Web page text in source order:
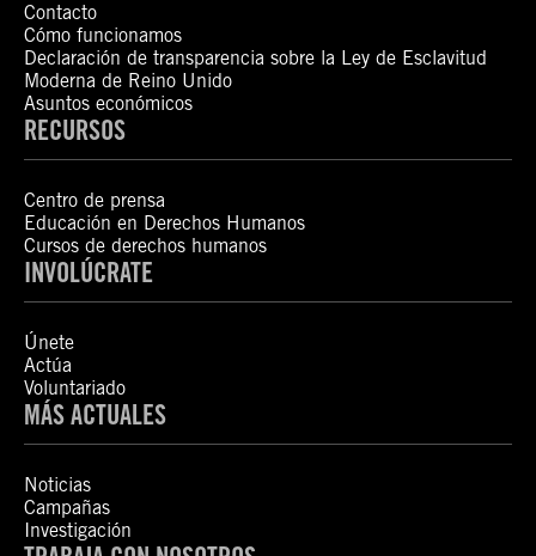
Contacto
Cómo funcionamos
Declaración de transparencia sobre la Ley de Esclavitud
Moderna de Reino Unido
Asuntos económicos
RECURSOS
Centro de prensa
Educación en Derechos Humanos
Cursos de derechos humanos
INVOLÚCRATE
Únete
Actúa
Voluntariado
MÁS ACTUALES
Noticias
Campañas
Investigación